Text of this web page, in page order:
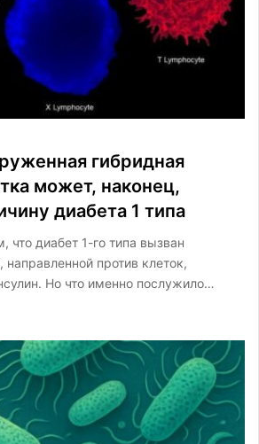
гибридная
может, наконец,
диабета 1 типа
диабет 1-го типа вызван
против клеток,
Но что именно послужило…